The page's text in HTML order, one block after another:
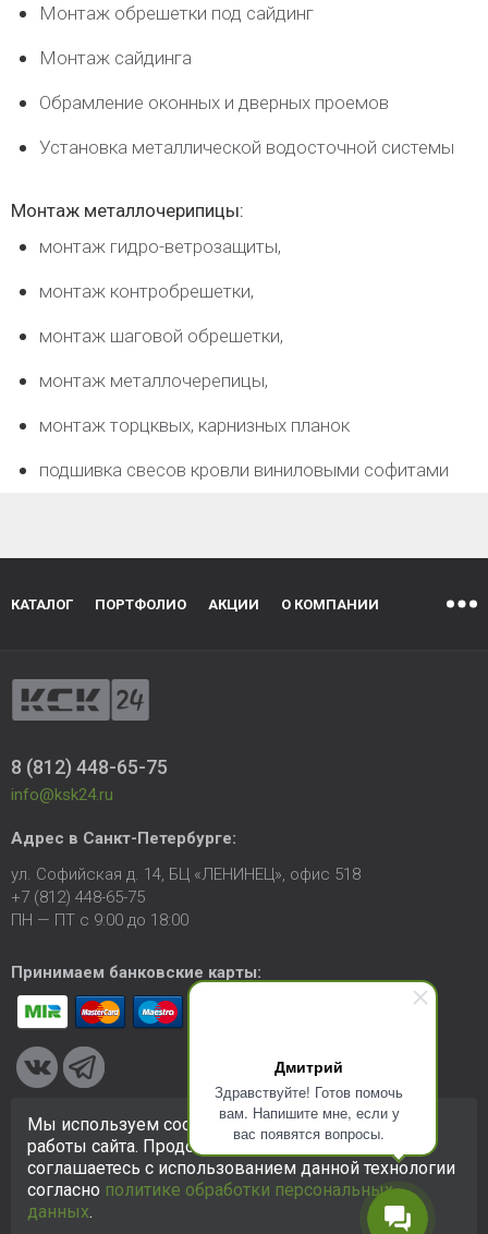
Дмитрий
Здравствуйте! Готов помочь
вам. Напишите мне, если у
вас появятся вопросы.
Монтаж обрешетки под сайдинг
Монтаж сайдинга
Обрамление оконных и дверных проемов
Установка металлической водосточной системы
Монтаж металлочерипицы:
монтаж гидро-ветрозащиты,
монтаж контробрешетки,
монтаж шаговой обрешетки,
монтаж металлочерепицы,
монтаж торцквых, карнизных планок
подшивка свесов кровли виниловыми софитами
КАТАЛОГ ПОРТФОЛИО АКЦИИ О КОМПАНИИ
8 (812) 448-65-75
info@ksk24.ru
Адрес в Санкт-Петербурге:
ул. Софийская д. 14, БЦ «ЛЕНИНЕЦ», офис 518
+7 (812) 448-65-75
ПН — ПТ с 9:00 до 18:00
Принимаем банковские карты:
© 2005-2026 ООО «КСК». Сайт https://ksk24.ruсоздан
исключительно в информационных целях и любая информация
на сайте не является публичной офертой.Политика в
отношении персональных данных
Мы используем cookie-файлы для улучшения
работы сайта. Продолжая использовать сайт, вы
соглашаетесь с использованием данной технологии
согласно политике обработки персональных
данных.